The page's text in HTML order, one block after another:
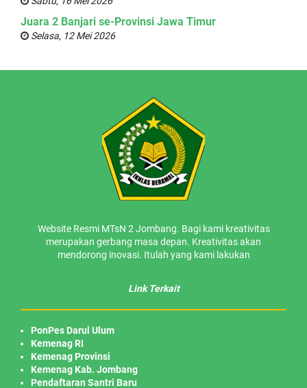
Juara 2 Banjari se-Provinsi Jawa Timur
Selasa, 12 Mei 2026
Website Resmi MTsN 2 Jombang. Bagi kami kreativitas
merupakan gerbang masa depan. Kreativitas akan
mendorong inovasi. Itulah yang kami lakukan
Link Terkait
PonPes Darul Ulum
Kemenag RI
Kemenag Provinsi
Kemenag Kab. Jombang
Pendaftaran Santri Baru